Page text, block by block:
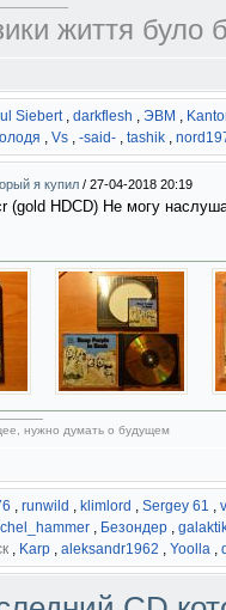
життя було
Siebert, darkflesh , ЭВМ ,
, Vs , -said- , tashik ,
я купил / 27-04-2018 20:19
(gold HDCD) Не могу
нужно думать о будущем
, runwild , klimlord , Sergey 61 ,
, Безондер ,
, Karp , aleksandr1962 , Yoolla ,